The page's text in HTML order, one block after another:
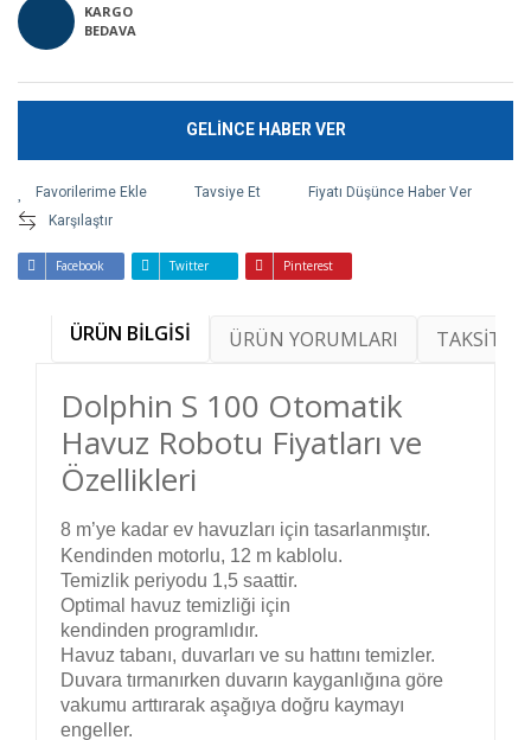
KARGO
BEDAVA
GELİNCE HABER VER
Tavsiye Et
Fiyatı Düşünce Haber Ver
Karşılaştır
Facebook Twitter Pinterest
ÜRÜN BİLGİSİ ÜRÜN YORUMLARI TAKSİT
Dolphin S 100 Otomatik
Havuz Robotu Fiyatları ve
Özellikleri
8 m’ye kadar ev havuzları için tasarlanmıştır.
Kendinden motorlu, 12 m kablolu.
Temizlik periyodu 1,5 saattir.
Optimal havuz temizliği için
kendinden programlıdır.
Havuz tabanı, duvarları ve su hattını temizler.
Duvara tırmanırken duvarın kayganlığına göre
vakumu arttırarak aşağıya doğru kaymayı
engeller.